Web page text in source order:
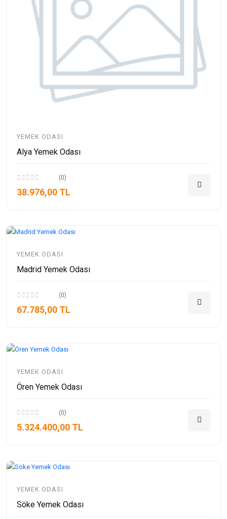
YEMEK ODASI
Alya Yemek Odası
(0)
38.976,00 TL
YEMEK ODASI
Madrid Yemek Odası
(0)
67.785,00 TL
YEMEK ODASI
Ören Yemek Odası
(0)
5.324.400,00 TL
YEMEK ODASI
Söke Yemek Odası